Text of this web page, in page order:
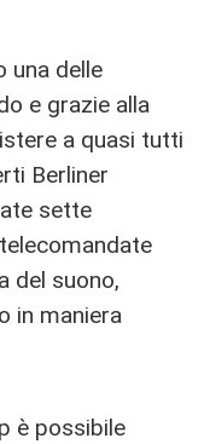
una delle
e grazie alla
a quasi tutti
Berliner
sette
del suono,
in maniera
è possibile